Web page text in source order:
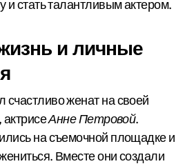
и стать талантливым актером.
и личные
счастливо женат на своей
актрисеАнне Петровой.
на съемочной площадке и
Вместе они создали